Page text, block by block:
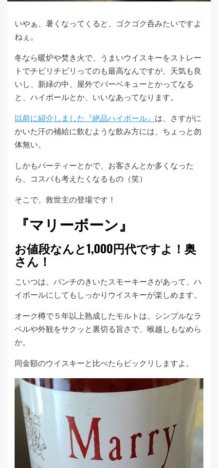
いやぁ、暑くなってくると、ゴクゴク呑みたいですよ
ねぇ。
冬なら暖炉や焚き火で、うまいウイスキーをストレー
トでチビリチビリってのも最高なんですが、天気も良
いし、新緑の中、屋外でバーベキューとかってなる
と、ハイボールとか、いいなあってなります。
以前に紹介しました『絶品ハイボール』 は、さすがに
かいた汗の補給に飲むような飲み方には、ちょっと勿
体無い。
しかもパーティーとかで、お客さんとか多くなった
ら、コスパも考えたくなるもの（笑）
そこで、救世主の登場です！
『マリーボーン』
お値段なんと1,000円代ですよ！奥
さん！
こいつは、パンチのきいたスモーキーさがあって、ハ
イボールにしてもしっかりウイスキーが楽しめます。
オーク樽で５年以上熟成したモルトは、シンプルなラ
ベルや外観をサクッと裏切る旨さで、喉越しもなめら
か。
同金額のウイスキーと比べたらビックリしますよ。